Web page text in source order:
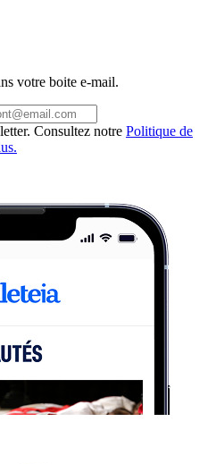
votre boite e-mail.
Consultez notre Politique de